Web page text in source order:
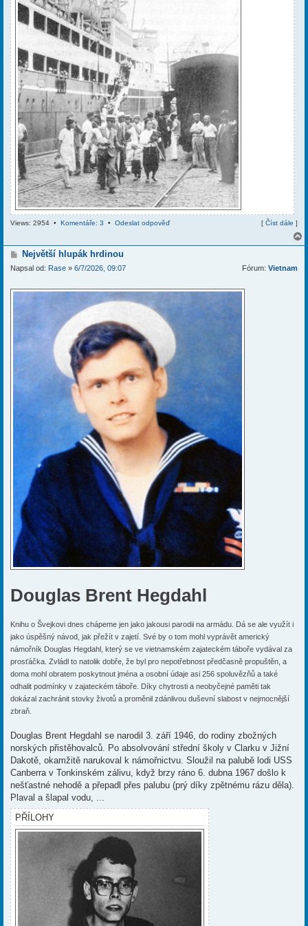
Views: 2954 • Komentáře: 3 • Odeslat odpověď [ Číst dále ]
a
P
í
p
Největší hlupák hrdinou
Napsal od: Rase » 6/7/2026, 09:07 Fórum: Vietnam
Douglas Brent Hegdahl
Knihu o Švejkovi dnes chápeme jen jako jakousi parodii na armádu. Dá se ale využít i
jako úspěšný návod, jak přežít v zajetí. Své by o tom mohl vyprávět americký
námořník Douglas Hegdahl, který se ve vietnamském zajateckém táboře vydával za
prosťáčka. Zvládl to natolik dobře, že byl pro nepotřebnost předčasně propuštěn, a
doma mohl obratem poskytnout jména a osobní údaje asi 256 spoluvězňů a také
odhalit podmínky v zajateckém táboře. Díky chytrosti a neobyčejné paměti tak
dokázal zachránit stovky životů a proměnil zdánlivou duševní slabost v nejmocnější
zbraň.
Douglas Brent Hegdahl se narodil 3. září 1946, do rodiny zbožných
norských přistěhovalců. Po absolvování střední školy v Clarku v Jižní
Dakotě, okamžitě narukoval k námořnictvu. Sloužil na palubě lodi USS
Canberra v Tonkinském zálivu, když brzy ráno 6. dubna 1967 došlo k
nešťastné nehodě a přepadl přes palubu (prý díky zpětnému rázu děla).
Plaval a šlapal vodu, ...
PŘÍLOHY